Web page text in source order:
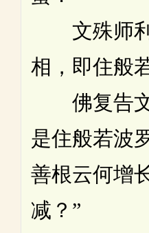
文殊师利
相，即住般
佛复告文
是住般若波
善根云何增
减？”